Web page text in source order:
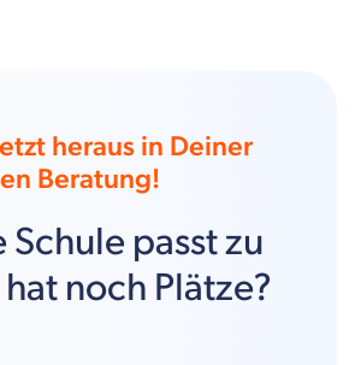
heraus in Deiner
Beratung!
passt zu
noch Plätze?